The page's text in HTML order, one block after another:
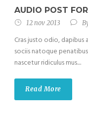
AUDIO POST
12 nov 2013
Cras justo odio, dapibus
sociis natoque
nascetur ridiculus mus....
Read More